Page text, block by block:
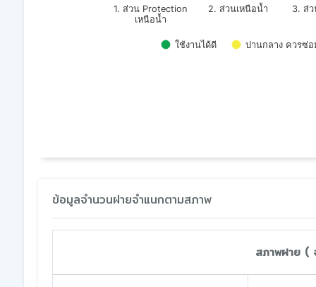
ใช้งานได้ดี ปานกลาง ควรซ่
1. ส่วน Protection
เหนือน้ำ
2. ส่วนเหนือน้ำ 3. ส่
ข้อมูลจำนวนฝายจำแนกตามสภาพ
สภาพฝาย (